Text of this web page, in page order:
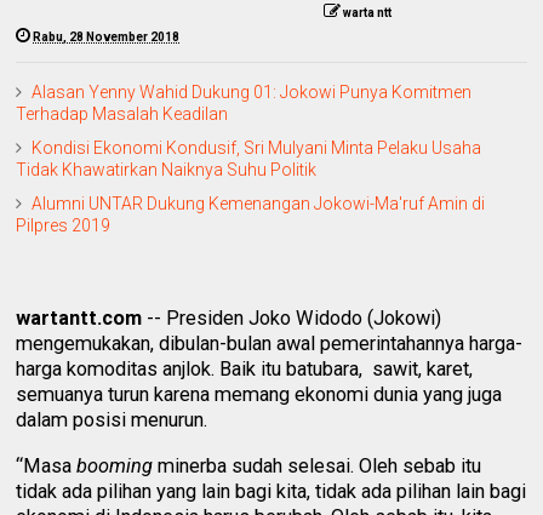
warta ntt
Rabu, 28 November 2018
Alasan Yenny Wahid Dukung 01: Jokowi Punya Komitmen
Terhadap Masalah Keadilan
Kondisi Ekonomi Kondusif, Sri Mulyani Minta Pelaku Usaha
Tidak Khawatirkan Naiknya Suhu Politik
Alumni UNTAR Dukung Kemenangan Jokowi-Ma'ruf Amin di
Pilpres 2019
wartantt.com -- Presiden Joko Widodo (Jokowi)
mengemukakan, dibulan-bulan awal pemerintahannya harga-
harga komoditas anjlok. Baik itu batubara, sawit, karet,
semuanya turun karena memang ekonomi dunia yang juga
dalam posisi menurun.
“Masabooming minerba sudah selesai. Oleh sebab itu
tidak ada pilihan yang lain bagi kita, tidak ada pilihan lain bagi